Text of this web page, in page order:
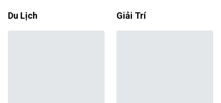
Du Lịch Giải Trí